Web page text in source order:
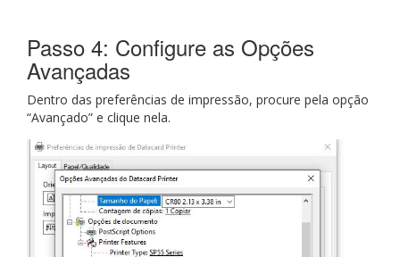
Passo 4: Configure as Opções
Avançadas
Dentro das preferências de impressão, procure pela opção
“Avançado” e clique nela.